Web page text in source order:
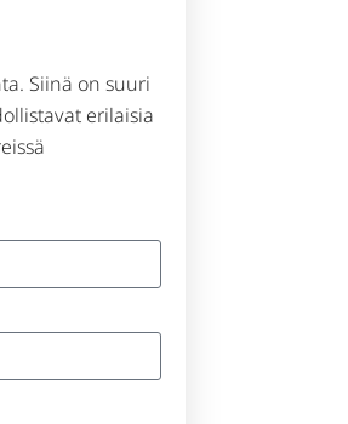
Siinä on suuri
erilaisia